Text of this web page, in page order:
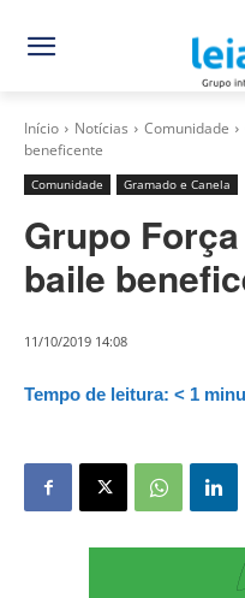
Início Notícias Comunidade
beneficente
Comunidade Gramado e Canela
Grupo
baile
11/10/2019 14:08
Tempo de leitura: < 1